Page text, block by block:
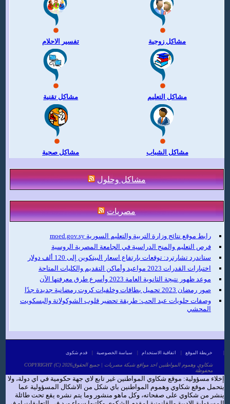
تفسير الاحلام مشاكل زوجية
مشاكل تقنية مشاكل التعليم
مشاكل صحية مشاكل الشباب
مشاكل وحلول
مصريات
رابط موقع نتائج وزارة التربية والتعليم السورية moed.gov.sy
فرص التعليم والمنح الدراسية في الجامعة المصرية الروسية
ستاندرد تشارترد: توقعات بارتفاع اسعار البيتكوين إلى 120 ألف دولار
اختبارات القدرات 2023 مواعيد وأماكن التقديم والكليات المتاحة
موعد ظهور نتيجة الثانوية العامة 2023 وأسرع طرق معرفتها الآن
صور رمضان 2023 تحميل بطاقات وخلفيات كروت رمضانية جديدة جدًا
وصفات حلويات عيد الحب: طريقة تحضير قلوب الشوكولاتة والبسكويت
المحشي
خريطة الموقع اتفاقية الاستخدام سياسة الخصوصية قدم شكوى
COPYRIGHT (C) 2026شكاوي وهموم المواطنين احد مواقع شبكة مصريات | جميع الحقوق
محفوظة
إخلاء مسؤولية: موقع شكاوي المواطنين غير تابع لاي جهة حكومية في اي دولة، ولا
يتحمل موقع شكاوي وهموم المواطنين باي شكل من الاشكال المسؤولية عما
ينشر من شكاوي على صفحاته، وكل ماهو منشور وما يتم نشره يقع تحت طائلة